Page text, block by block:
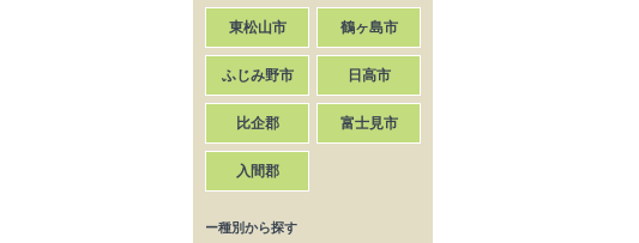
東松山市 鶴ヶ島市
ふじみ野市 日高市
比企郡 富士見市
入間郡
ー種別から探す